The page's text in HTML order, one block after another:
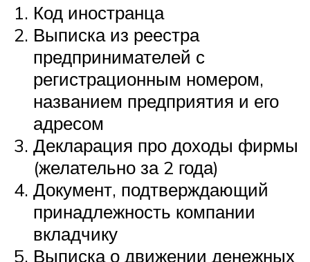
Код иностранца
Выписка из реестра
предпринимателей с
регистрационным номером,
названием предприятия и его
адресом
Декларация про доходы фирмы
(желательно за 2 года)
Документ, подтверждающий
принадлежность компании
вкладчику
Выписка о движении денежных